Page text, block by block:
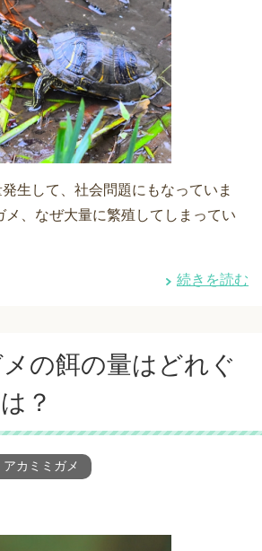
生して、社会問題にもなっていま
メ、なぜ大量に繁殖してしまってい
続きを読む
の餌の量はどれぐ
？
アカミミガメ